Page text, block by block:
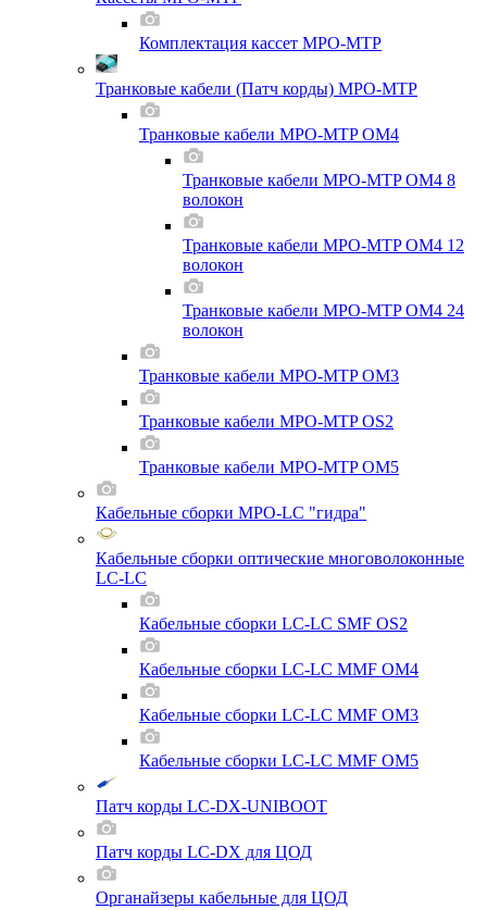
Комплектация кассет MPO-MTP
Транковые кабели (Патч корды) MPO-MTP
Транковые кабели MPO-MTP OM4
Транковые кабели MPO-MTP OM4 8
волокон
Транковые кабели MPO-MTP OM4 12
волокон
Транковые кабели MPO-MTP OM4 24
волокон
Транковые кабели MPO-MTP OM3
Транковые кабели MPO-MTP OS2
Транковые кабели MPO-MTP OM5
Кабельные сборки MPO-LC "гидра"
Кабельные сборки оптические многоволоконные
LC-LC
Кабельные сборки LC-LC SMF OS2
Кабельные сборки LC-LC MMF OM4
Кабельные сборки LC-LC MMF OM3
Кабельные сборки LC-LC MMF OM5
Патч корды LC-DX-UNIBOOT
Патч корды LC-DX для ЦОД
Органайзеры кабельные для ЦОД